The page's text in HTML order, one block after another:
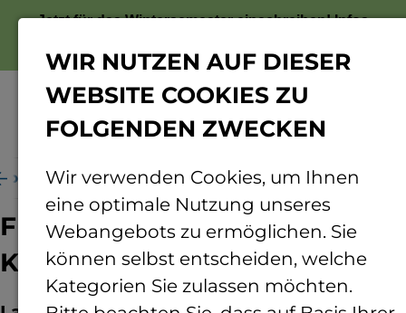
Jetzt für das Wintersemester einschreiben!Infos
Modulsystem für Kleinflugzeuge/Flugdrohnen
Flexibles Modulsystem für
Kleinflugzeuge/Flugdrohnen
WIR NUTZEN AUF DIESER
WEBSITE COOKIES ZU
FOLGENDEN ZWECKEN
Wir verwenden Cookies, um Ihnen
eine optimale Nutzung unseres
Webangebots zu ermöglichen. Sie
können selbst entscheiden, welche
Kategorien Sie zulassen möchten.